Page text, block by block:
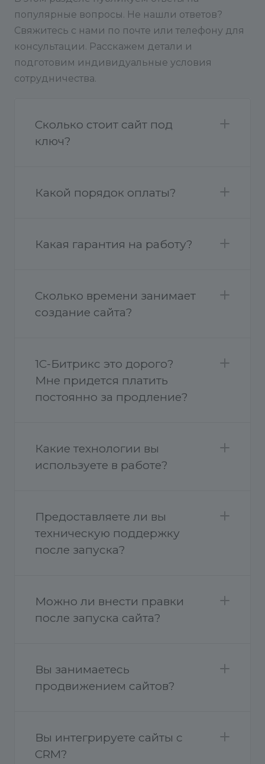
популярные вопросы. Не нашли ответов?
Свяжитесь с нами по почте или телефону для
консультации. Расскажем детали и
подготовим индивидуальные условия
сотрудничества.
Сколько стоит сайт под
ключ?
Какой порядок оплаты?
Какая гарантия на работу?
Сколько времени занимает
создание сайта?
1С-Битрикс это дорого?
Мне придется платить
постоянно за продление?
Какие технологии вы
используете в работе?
Предоставляете ли вы
техническую поддержку
после запуска?
Можно ли внести правки
после запуска сайта?
Вы занимаетесь
продвижением сайтов?
Вы интегрируете сайты с
CRM?